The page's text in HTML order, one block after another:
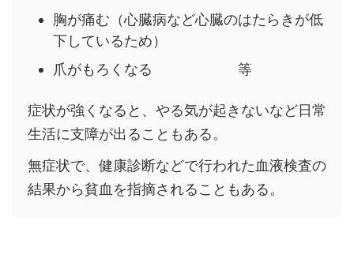
胸が痛む（心臓病など心臓のはたらきが低
下しているため）
爪がもろくなる 等
症状が強くなると、やる気が起きないなど日常
生活に支障が出ることもある。
無症状で、健康診断などで行われた血液検査の
結果から貧血を指摘されることもある。